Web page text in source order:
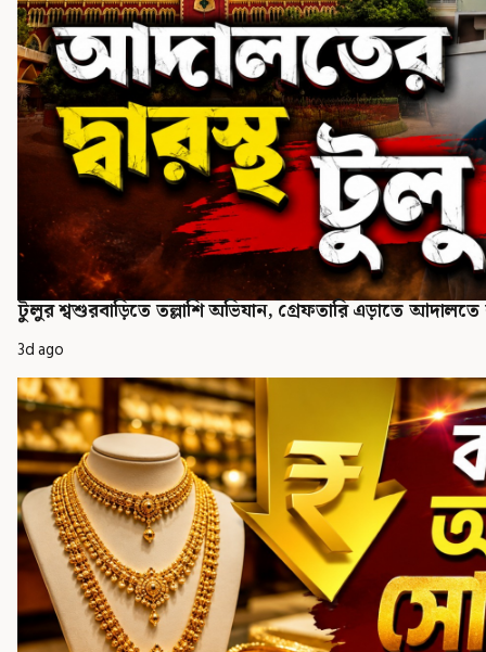
টুলুর শ্বশুরবাড়িতে তল্লাশি অভিযান, গ্রেফতারি এড়াতে
3d ago